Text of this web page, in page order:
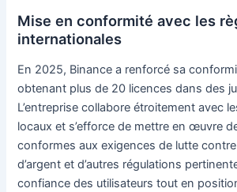
Mise en conformité avec les
internationales
En 2025, Binance a renforcé sa
obtenant plus de 20 licences dans des
L’entreprise collabore étroitement avec
locaux et s’efforce de mettre en œuvre
conformes aux exigences de lutte
d’argent et d’autres régulations
confiance des utilisateurs tout en